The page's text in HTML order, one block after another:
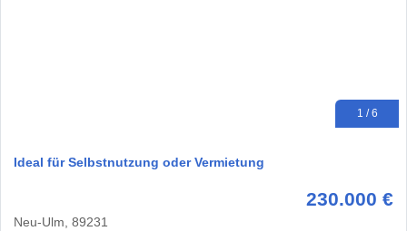
1 / 6
Ideal für Selbstnutzung oder Vermietung
230.000 €
Neu-Ulm, 89231